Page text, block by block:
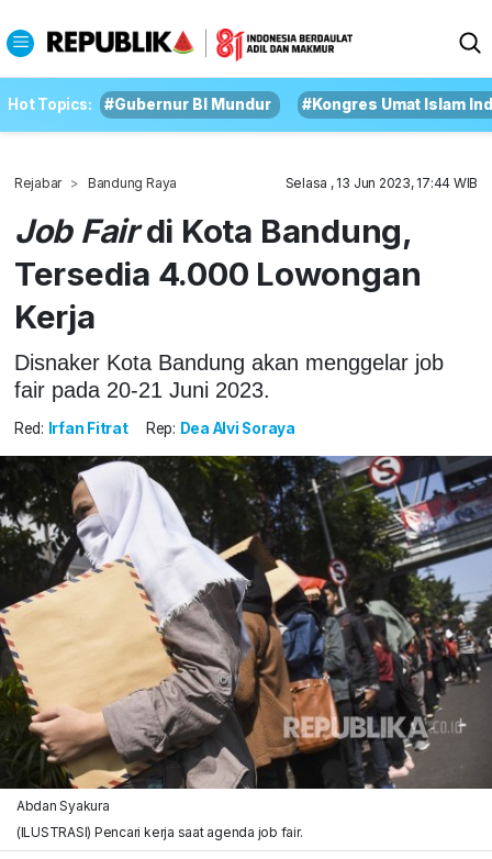
Hot Topics: #Gubernur BI Mundur #Kongres Umat Islam
Rejabar Bandung Raya Selasa , 13 Jun 2023, 17:44 WIB
Job Fairdi Kota Bandung,
Tersedia 4.000 Lowongan
Kerja
Disnaker Kota Bandung akan menggelar job
fair pada 20-21 Juni 2023.
Red: Irfan Fitrat Rep: Dea Alvi Soraya
Abdan Syakura
(ILUSTRASI) Pencari kerja saat agenda job fair.